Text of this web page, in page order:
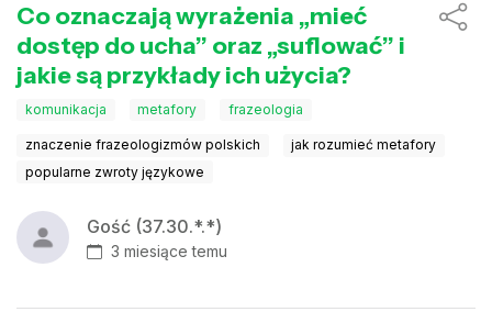
Co oznaczają wyrażenia „mieć
dostęp do ucha” oraz „suflować” i
jakie są przykłady ich użycia?
komunikacja metafory frazeologia
znaczenie frazeologizmów polskich
jak rozumieć metafory
popularne zwroty językowe
Gość (37.30.*.*)
3 miesiące temu